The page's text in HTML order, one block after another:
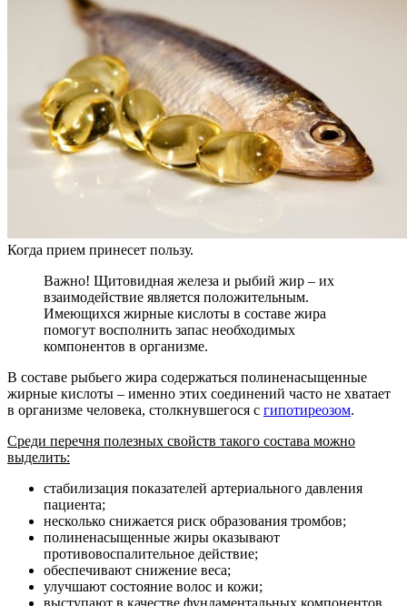
Когда прием принесет пользу.
Важно! Щитовидная железа и рыбий жир – их
взаимодействие является положительным.
Имеющихся жирные кислоты в составе жира
помогут восполнить запас необходимых
компонентов в организме.
В составе рыбьего жира содержаться полиненасыщенные
жирные кислоты – именно этих соединений часто не хватает
в организме человека, столкнувшегося с гипотиреозом.
Среди перечня полезных свойств такого состава можно
выделить:
стабилизация показателей артериального давления
пациента;
несколько снижается риск образования тромбов;
полиненасыщенные жиры оказывают
противовоспалительное действие;
обеспечивают снижение веса;
улучшают состояние волос и кожи;
выступают в качестве фундаментальных компонентов